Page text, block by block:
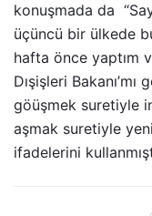
konuşmada da
üçüncü bir ülkede
hafta önce yaptım
Dışişleri
göüşmek suretiyle
aşmak suretiyle
ifadelerini